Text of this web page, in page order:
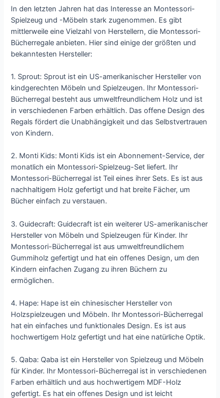
In den letzten Jahren hat das Interesse an Montessori-
Spielzeug und -Möbeln stark zugenommen. Es gibt
mittlerweile eine Vielzahl von Herstellern, die Montessori-
Bücherregale anbieten. Hier sind einige der größten und
bekanntesten Hersteller:
1. Sprout: Sprout ist ein US-amerikanischer Hersteller von
kindgerechten Möbeln und Spielzeugen. Ihr Montessori-
Bücherregal besteht aus umweltfreundlichem Holz und ist
in verschiedenen Farben erhältlich. Das offene Design des
Regals fördert die Unabhängigkeit und das Selbstvertrauen
von Kindern.
2. Monti Kids: Monti Kids ist ein Abonnement-Service, der
monatlich ein Montessori-Spielzeug-Set liefert. Ihr
Montessori-Bücherregal ist Teil eines ihrer Sets. Es ist aus
nachhaltigem Holz gefertigt und hat breite Fächer, um
Bücher einfach zu verstauen.
3. Guidecraft: Guidecraft ist ein weiterer US-amerikanischer
Hersteller von Möbeln und Spielzeugen für Kinder. Ihr
Montessori-Bücherregal ist aus umweltfreundlichem
Gummiholz gefertigt und hat ein offenes Design, um den
Kindern einfachen Zugang zu ihren Büchern zu
ermöglichen.
4. Hape: Hape ist ein chinesischer Hersteller von
Holzspielzeugen und Möbeln. Ihr Montessori-Bücherregal
hat ein einfaches und funktionales Design. Es ist aus
hochwertigem Holz gefertigt und hat eine natürliche Optik.
5. Qaba: Qaba ist ein Hersteller von Spielzeug und Möbeln
für Kinder. Ihr Montessori-Bücherregal ist in verschiedenen
Farben erhältlich und aus hochwertigem MDF-Holz
gefertigt. Es hat ein offenes Design und ist leicht